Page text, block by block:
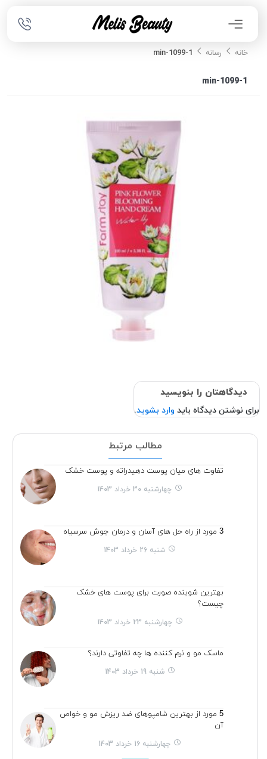
خانه رسانه 1099-1-min
1099-1-min
دیدگاهتان را بنویسید
برای نوشتن دیدگاه باید وارد بشوید.
مطالب مرتبط
تفاوت های میان پوست دهیدراته و پوست خشک
چهارشنبه 30 خرداد 1403
3 مورد از راه حل های آسان و درمان جوش سرسیاه
شنبه 26 خرداد 1403
بهترین شوینده صورت برای پوست های خشک
چیست؟
چهارشنبه 23 خرداد 1403
ماسک مو و نرم کننده ها چه تفاوتی دارند؟
شنبه 19 خرداد 1403
5 مورد از بهترین شامپوهای ضد ریزش مو و خواص
آن
چهارشنبه 16 خرداد 1403